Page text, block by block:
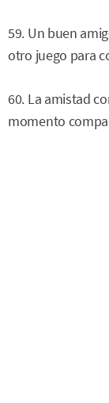
59. Un buen
otro juego para
60. La amistad
momento